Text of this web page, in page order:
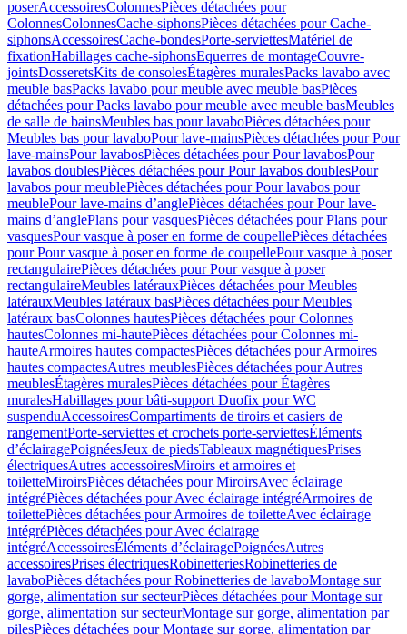
poserAccessoiresColonnesPièces détachées pour
ColonnesColonnesCache-siphonsPièces détachées pour Cache-
siphonsAccessoiresCache-bondesPorte-serviettesMatériel de
fixationHabillages cache-siphonsEquerres de montageCouvre-
jointsDosseretsKits de consolesÉtagères muralesPacks lavabo avec
meuble basPacks lavabo pour meuble avec meuble basPièces
détachées pour Packs lavabo pour meuble avec meuble basMeubles
de salle de bainsMeubles bas pour lavaboPièces détachées pour
Meubles bas pour lavaboPour lave-mainsPièces détachées pour Pour
lave-mainsPour lavabosPièces détachées pour Pour lavabosPour
lavabos doublesPièces détachées pour Pour lavabos doublesPour
lavabos pour meublePièces détachées pour Pour lavabos pour
meublePour lave-mains d’anglePièces détachées pour Pour lave-
mains d’anglePlans pour vasquesPièces détachées pour Plans pour
vasquesPour vasque à poser en forme de coupellePièces détachées
pour Pour vasque à poser en forme de coupellePour vasque à poser
rectangulairePièces détachées pour Pour vasque à poser
rectangulaireMeubles latérauxPièces détachées pour Meubles
latérauxMeubles latéraux basPièces détachées pour Meubles
latéraux basColonnes hautesPièces détachées pour Colonnes
hautesColonnes mi-hautePièces détachées pour Colonnes mi-
hauteArmoires hautes compactesPièces détachées pour Armoires
hautes compactesAutres meublesPièces détachées pour Autres
meublesÉtagères muralesPièces détachées pour Étagères
muralesHabillages pour bâti-support Duofix pour WC
suspenduAccessoiresCompartiments de tiroirs et casiers de
rangementPorte-serviettes et crochets porte-serviettesÉléments
d’éclairagePoignéesJeux de piedsTableaux magnétiquesPrises
électriquesAutres accessoiresMiroirs et armoires et
toiletteMiroirsPièces détachées pour MiroirsAvec éclairage
intégréPièces détachées pour Avec éclairage intégréArmoires de
toilettePièces détachées pour Armoires de toiletteAvec éclairage
intégréPièces détachées pour Avec éclairage
intégréAccessoiresÉléments d’éclairagePoignéesAutres
accessoiresPrises électriquesRobinetteriesRobinetteries de
lavaboPièces détachées pour Robinetteries de lavaboMontage sur
gorge, alimentation sur secteurPièces détachées pour Montage sur
gorge, alimentation sur secteurMontage sur gorge, alimentation par
pilesPièces détachées pour Montage sur gorge, alimentation par